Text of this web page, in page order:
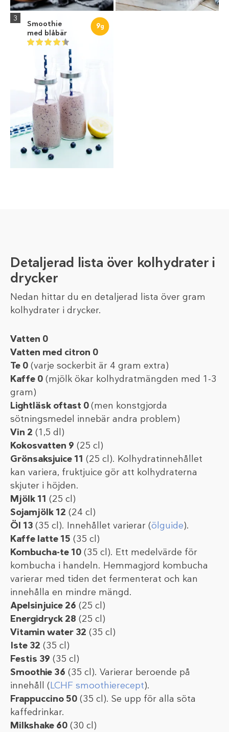
Smoothie
med blåbär
3
9g
Detaljerad lista över kolhydrater i
drycker
Nedan hittar du en detaljerad lista över gram
kolhydrater i drycker.
Vatten 0
Vatten med citron 0
Te 0 (varje sockerbit är 4 gram extra)
Kaffe 0 (mjölk ökar kolhydratmängden med 1-3
gram)
Lightläsk oftast 0(men konstgjorda
sötningsmedel innebär andra problem)
Vin 2 (1,5 dl)
Kokosvatten 9 (25 cl)
Grönsaksjuice 11 (25 cl). Kolhydratinnehållet
kan variera, fruktjuice gör att kolhydraterna
skjuter i höjden.
Mjölk 11 (25 cl)
Sojamjölk 12 (24 cl)
Öl 13 (35 cl). Innehållet varierar (ölguide).
Kaffe latte 15 (35 cl)
Kombucha-te 10 (35 cl). Ett medelvärde för
kombucha i handeln. Hemmagjord kombucha
varierar med tiden det fermenterat och kan
innehålla en mindre mängd.
Apelsinjuice 26 (25 cl)
Energidryck 28 (25 cl)
Vitamin water 32 (35 cl)
Iste 32 (35 cl)
Festis 39 (35 cl)
Smoothie 36 (35 cl). Varierar beroende på
innehåll (LCHF smoothierecept).
Frappuccino 50 (35 cl). Se upp för alla söta
kaffedrinkar.
Milkshake 60 (30 cl)